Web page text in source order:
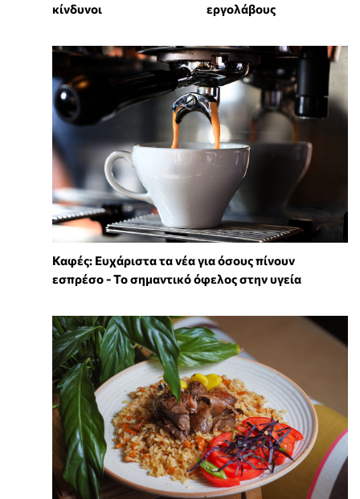
κίνδυνοι
εργολάβους
Καφές: Ευχάριστα τα νέα για όσους πίνουν
εσπρέσο - Το σημαντικό όφελος στην υγεία